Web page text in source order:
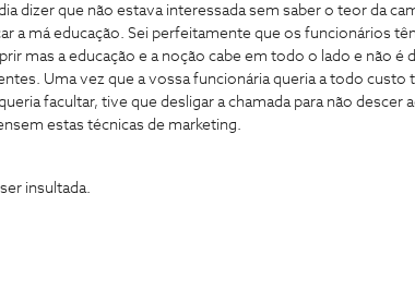
dizer que não estava interessada sem saber o teor da
a má educação. Sei perfeitamente que os funcionários
mas a educação e a noção cabe em todo o lado e não é
Uma vez que a vossa funcionária queria a todo custo
facultar, tive que desligar a chamada para não descer
estas técnicas de marketing.
insultada.